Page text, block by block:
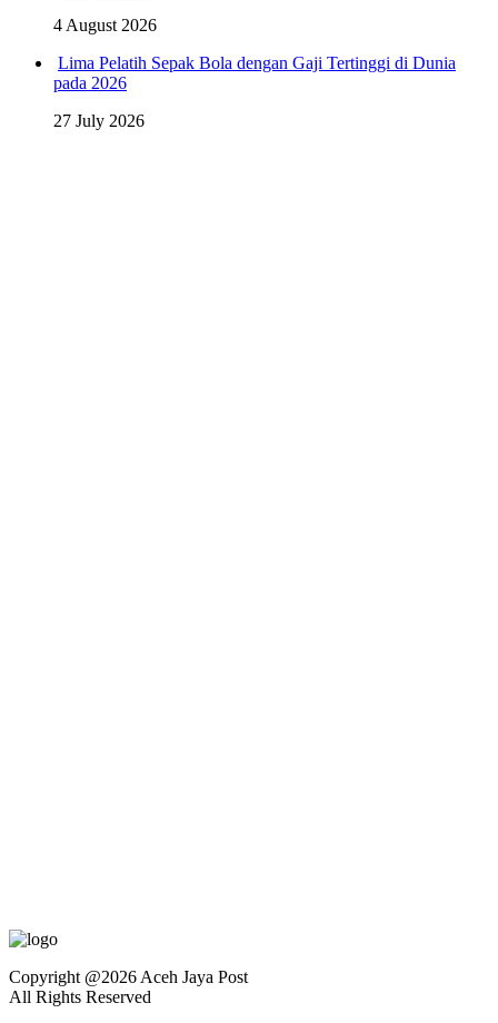
4 August 2026
Lima Pelatih Sepak Bola dengan Gaji Tertinggi di Dunia
pada 2026
27 July 2026
Copyright @2026 Aceh Jaya Post
All Rights Reserved